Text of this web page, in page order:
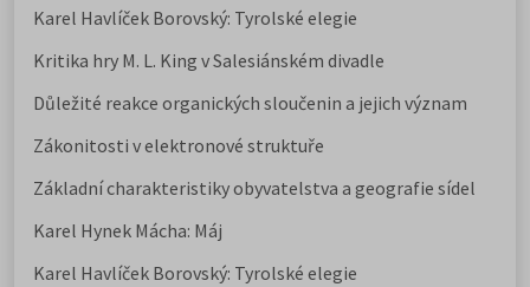
Karel Havlíček Borovský: Tyrolské elegie
Kritika hry M. L. King v Salesiánském divadle
Důležité reakce organických sloučenin a jejich význam
Zákonitosti v elektronové struktuře
Základní charakteristiky obyvatelstva a geografie sídel
Karel Hynek Mácha: Máj
Karel Havlíček Borovský: Tyrolské elegie